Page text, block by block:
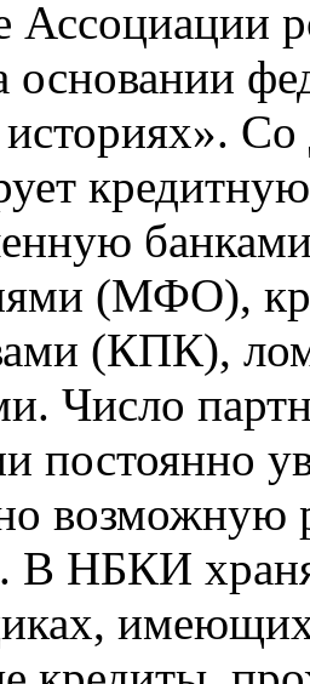
Ассоциации
основании
(МФО),
(КПК),
Число
постоянно
возможную
НБКИ